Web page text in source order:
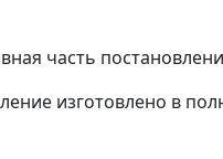
часть
изготовлено в